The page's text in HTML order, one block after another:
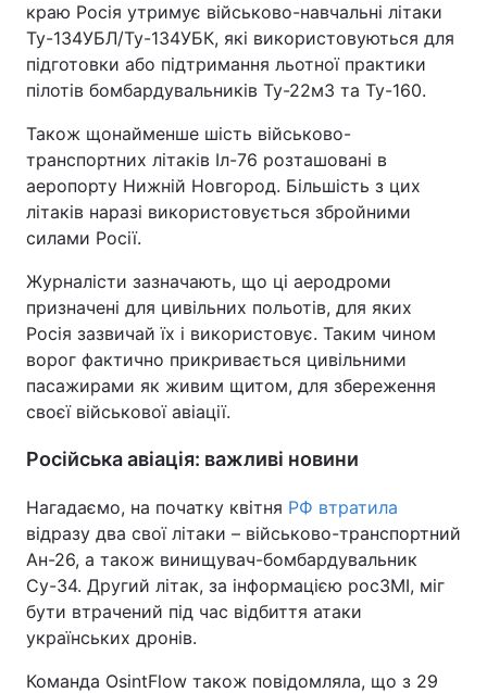
краю Росія утримує військово-навчальні літаки
Ту-134УБЛ/Ту-134УБК, які використовуються для
підготовки або підтримання льотної практики
пілотів бомбардувальників Ту-22м3 та Ту-160.
Також щонайменше шість військово-
транспортних літаків Іл-76 розташовані в
аеропорту Нижній Новгород. Більшість з цих
літаків наразі використовується збройними
силами Росії.
Журналісти зазначають, що ці аеродроми
призначені для цивільних польотів, для яких
Росія зазвичай їх і використовує. Таким чином
ворог фактично прикривається цивільними
пасажирами як живим щитом, для збереження
своєї військової авіації.
Російська авіація: важливі новини
Нагадаємо, на початку квітня РФ втратила
відразу два свої літаки – військово-транспортний
Ан-26, а також винищувач-бомбардувальник
Су-34. Другий літак, за інформацією росЗМІ, міг
бути втрачений під час відбиття атаки
українських дронів.
Команда OsintFlow також повідомляла, що з 29